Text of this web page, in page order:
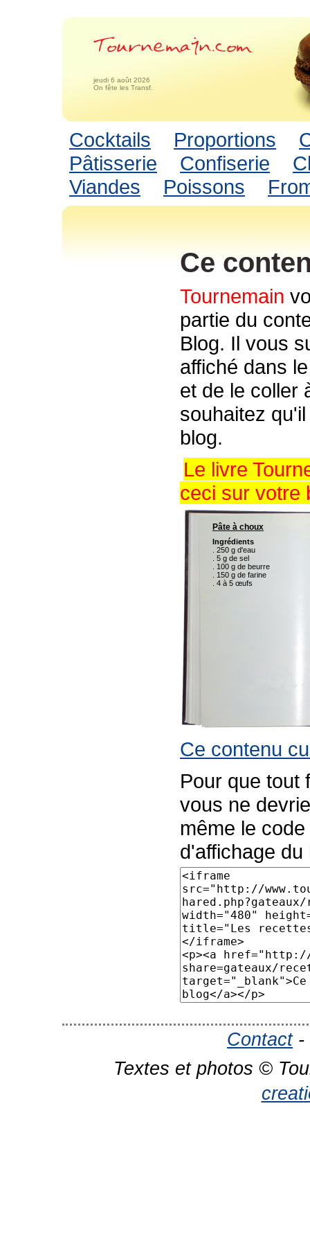
jeudi 6 août 2026
On fête les Transf.
Cocktails Proportions
Pâtisserie
Confiserie
Viandes
Poissons
Ce
Tournemain
partie du
Blog. Il vous
affiché dans
et de le coller
souhaitez
blog.
Le livre
ceci sur votre
Ce contenu
Pour que tout
vous ne
même le
d'affichage du
Contact-
Textes et photos ©